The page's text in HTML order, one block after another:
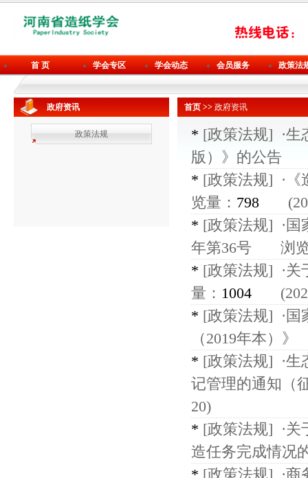
首 页 学会专区 学会动态 会员服务 政策法
政府资讯
政策法规
首页 >> 政府资讯
* [政策法规] ·
版）》的公告
* [政策法规] ·
览量： 798
* [政策法规] ·
年第36号 浏览
* [政策法规] ·
量： 1004
* [政策法规] ·
（2019年本）》
* [政策法规] ·
记管理的通知（
20)
* [政策法规] ·
造任务完成情况
* [政策法规] ·